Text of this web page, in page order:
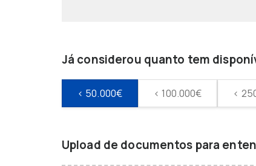
Já considerou quanto tem
< 50.000€ < 100.000€ <
Upload de documentos para